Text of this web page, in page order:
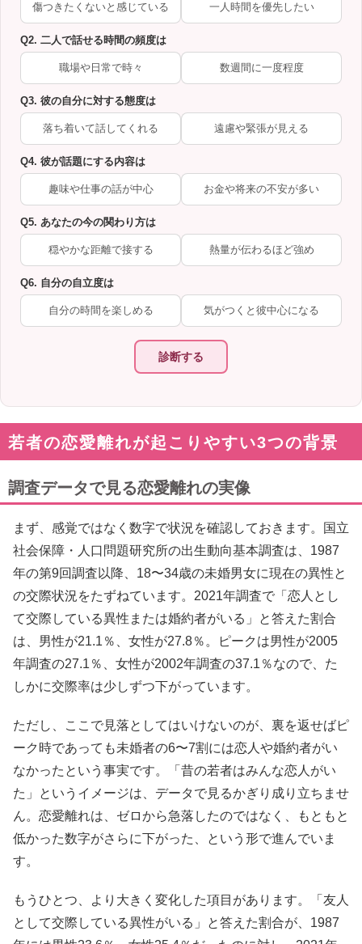
傷つきたくないと感じている 一人時間を優先したい
Q2. 二人で話せる時間の頻度は
職場や日常で時々 数週間に一度程度
Q3. 彼の自分に対する態度は
落ち着いて話してくれる 遠慮や緊張が見える
Q4. 彼が話題にする内容は
趣味や仕事の話が中心 お金や将来の不安が多い
Q5. あなたの今の関わり方は
穏やかな距離で接する 熱量が伝わるほど強め
Q6. 自分の自立度は
自分の時間を楽しめる 気がつくと彼中心になる
診断する
若者の恋愛離れが起こりやすい3つの背景
調査データで見る恋愛離れの実像
まず、感覚ではなく数字で状況を確認しておきます。国立
社会保障・人口問題研究所の出生動向基本調査は、1987
年の第9回調査以降、18〜34歳の未婚男女に現在の異性と
の交際状況をたずねています。2021年調査で「恋人とし
て交際している異性または婚約者がいる」と答えた割合
は、男性が21.1％、女性が27.8％。ピークは男性が2005
年調査の27.1％、女性が2002年調査の37.1％なので、た
しかに交際率は少しずつ下がっています。
ただし、ここで見落としてはいけないのが、裏を返せばピ
ーク時であっても未婚者の6〜7割には恋人や婚約者がい
なかったという事実です。「昔の若者はみんな恋人がい
た」というイメージは、データで見るかぎり成り立ちませ
ん。恋愛離れは、ゼロから急落したのではなく、もともと
低かった数字がさらに下がった、という形で進んでいま
す。
もうひとつ、より大きく変化した項目があります。「友人
として交際している異性がいる」と答えた割合が、1987